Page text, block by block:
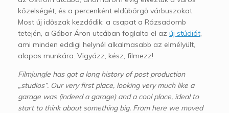
közelségét, és a percenként eldübörgő várbuszokat.
Most új időszak kezdődik: a csapat a Rózsadomb
tetején, a Gábor Áron utcában foglalta el az új stúdiót
ami minden eddigi helynél alkalmasabb az elmélyült,
alapos munkára. Vigyázz, kész, filmezz!
Filmjungle has got a long history of post production
„studios”. Our very first place, looking very much like a
garage was (indeed a garage) and a cool place, ideal to
start to think about something big. From here we moved